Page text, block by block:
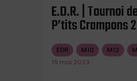
E.D.R. | Tournoi
P’tits Crampons
EDR M10 M12
15 mai 2023